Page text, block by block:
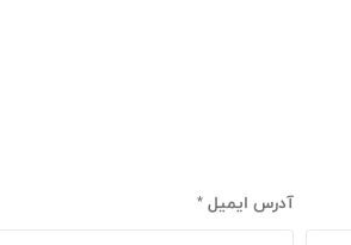
آدرس ایمیل